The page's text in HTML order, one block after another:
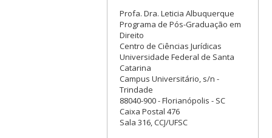
Profa. Dra. Leticia Albuquerque
Programa de Pós-Graduação em
Direito
Centro de Ciências Jurídicas
Universidade Federal de Santa
Catarina
Campus Universitário, s/n -
Trindade
88040-900 - Florianópolis - SC
Caixa Postal 476
Sala 316, CCJ/UFSC